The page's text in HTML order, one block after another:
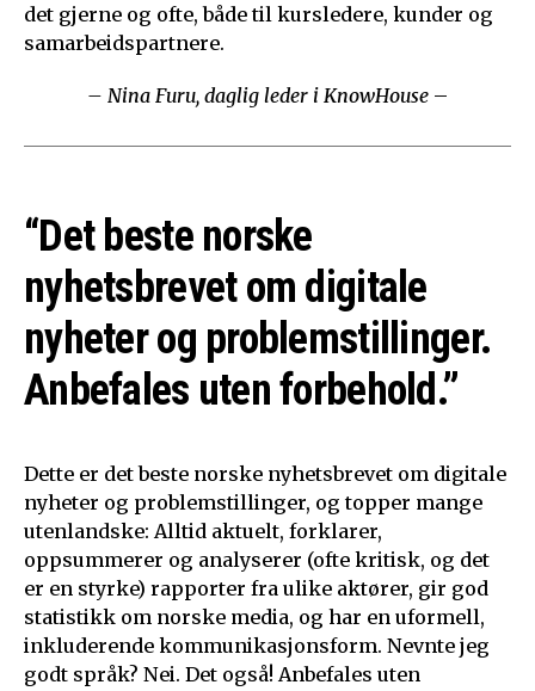
det gjerne og ofte, både til kursledere, kunder og
samarbeidspartnere.
– Nina Furu, daglig leder i KnowHouse –
“Det beste norske
nyhetsbrevet om digitale
nyheter og problemstillinger.
Anbefales uten forbehold.”
Dette er det beste norske nyhetsbrevet om digitale
nyheter og problemstillinger, og topper mange
utenlandske: Alltid aktuelt, forklarer,
oppsummerer og analyserer (ofte kritisk, og det
er en styrke) rapporter fra ulike aktører, gir god
statistikk om norske media, og har en uformell,
inkluderende kommunikasjonsform. Nevnte jeg
godt språk? Nei. Det også! Anbefales uten